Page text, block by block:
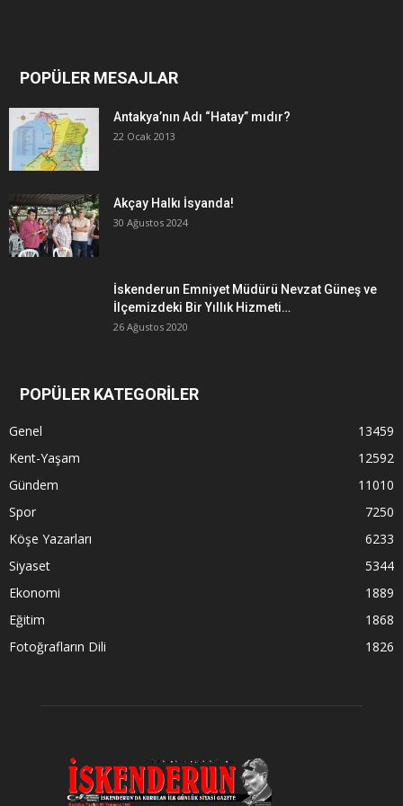
POPÜLER MESAJLAR
Antakya’nın Adı “Hatay” mıdır?
22 Ocak 2013
Akçay Halkı İsyanda!
30 Ağustos 2024
İskenderun Emniyet Müdürü Nevzat Güneş ve
İlçemizdeki Bir Yıllık Hizmeti…
26 Ağustos 2020
POPÜLER KATEGORİLER
Genel
13459
Kent-Yaşam
12592
Gündem
11010
Spor
7250
Köşe Yazarları
6233
Siyaset
5344
Ekonomi
1889
Eğitim
1868
Fotoğrafların Dili
1826